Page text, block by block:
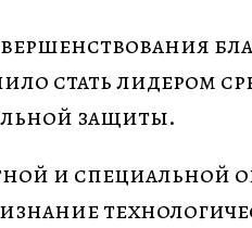
стать лидером
защиты.
и специальной